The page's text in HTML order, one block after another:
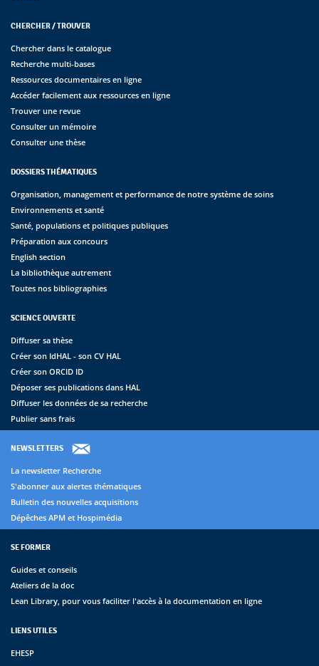
CHERCHER / TROUVER
Chercher dans le catalogue
Recherche multi-bases
Ressources documentaires en ligne
Accéder facilement aux ressources en ligne
Trouver une revue
Consulter un mémoire
Consulter une thèse
DOSSIERS THÉMATIQUES
Organisation, management et performance de notre système de soins
Environnements et santé
Santé, populations et politiques publiques
Préparation aux concours
English section
La bibliothèque autrement
Toutes nos bibliographies
SCIENCE OUVERTE
Diffuser sa thèse
Créer son IdHAL - son CV HAL
Créer son ORCID ID
Déposer ses publications dans HAL
Diffuser les données de sa recherche
Publier sans frais
NEWSLETTERS
La newsletter Recherche
S'abonner aux alertes thématiques
Bulletin des nouvelles acquisitions
Dépêches APM et Hospimédia
SE FORMER
Guides et conseils
Ateliers de la doc
Lean Library, pour vous faciliter l'accès à la documentation en ligne
LIENS UTILES
EHESP